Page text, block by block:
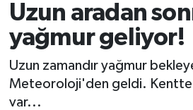
Uzun aradan
yağmur geliyor!
Uzun zamandır yağmur
Meteoroloji'den geldi. Kentte
var...
ÖZEL HABER